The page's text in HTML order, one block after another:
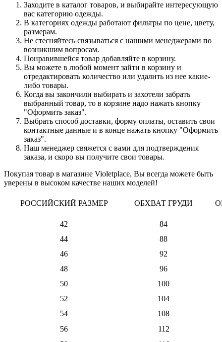
Заходите в каталог товаров, и выбирайте интересующую
вас категорию одежды.
В категориях одежды работают фильтры по цене, цвету,
размерам.
Не стесняйтесь связываться с нашими менеджерами по
возникшим вопросам.
Понравившейся товар добавляйте в корзину.
Вы можете в любой момент зайти в корзину и
отредактировать количество или удалить из нее какие-
либо товары.
Когда вы закончили выбирать и захотели забрать
выбранный товар, то в корзине надо нажать кнопку
"Оформить заказ".
Выбрать способ доставки, форму оплаты, оставить свои
контактные данные и в конце нажать кнопку "Оформить
заказ".
Наш менеджер свяжется с вами для подтверждения
заказа, и скоро вы получите свои товары.
Покупая товар в магазине Violetplace, Вы всегда можете быть
уверены в высоком качестве наших моделей!
РОССИЙСКИЙ РАЗМЕР ОБХВАТ ГРУДИ
42
84
44
88
46
92
48
96
50
100
52
104
54
108
56
112